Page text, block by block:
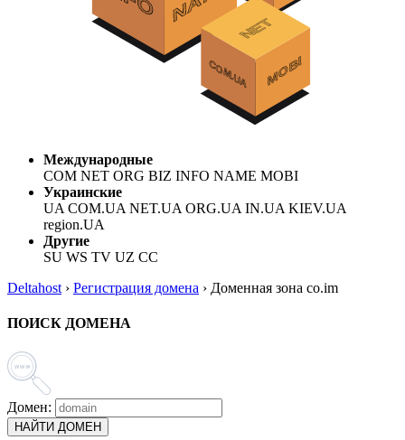
Международные
COM NET ORG BIZ INFO NAME MOBI
Украинские
UA COM.UA NET.UA ORG.UA IN.UA KIEV.UA
region.UA
Другие
SU WS TV UZ CC
Deltahost › Регистрация домена › Доменная зона co.im
ПОИСК ДОМЕНА
Домен:
НАЙТИ ДОМЕН